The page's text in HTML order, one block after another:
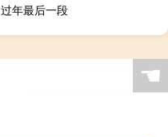
过年最后一段
☚